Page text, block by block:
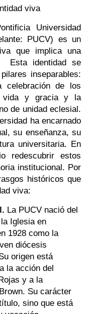
viva
Universidad
PUCV) es un
que implica una
Esta identidad se
inseparables:
celebración de los
vida y gracia y la
de unidad eclesial.
ha encarnado
su enseñanza, su
universitaria. En
redescubrir estos
institucional. Por
históricos que
viva:
La PUCV nació del
Iglesia en
1928 como la
diócesis
origen está
la acción del
y a la
Su carácter
sino que está